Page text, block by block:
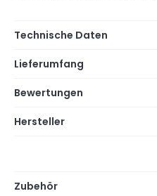
Technische Daten
Lieferumfang
Bewertungen
Hersteller
Zubehör